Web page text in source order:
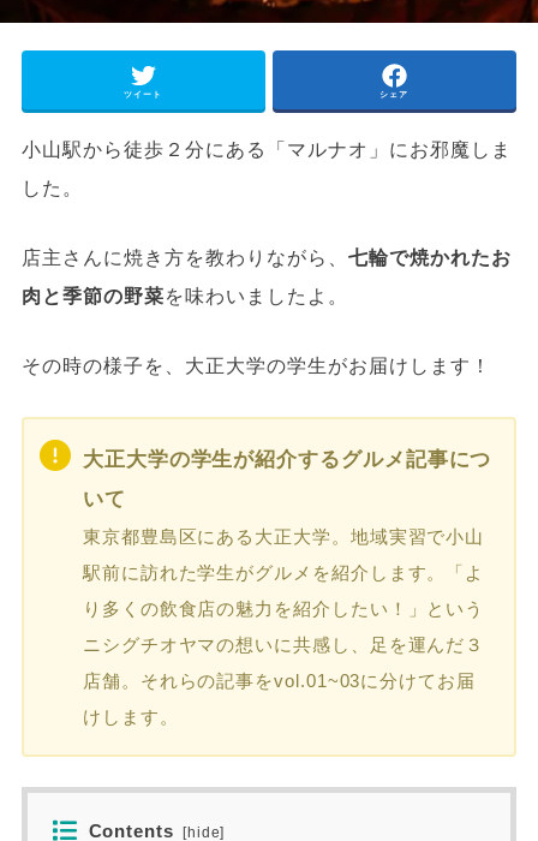
ツイート シェア
小山駅から徒歩２分にある「マルナオ」にお邪魔しま
した。
店主さんに焼き方を教わりながら、 七輪で焼かれたお
肉と季節の野菜を味わいましたよ。
その時の様子を、大正大学の学生がお届けします！
大正大学の学生が紹介するグルメ記事につ
いて
東京都豊島区にある大正大学。地域実習で小山
駅前に訪れた学生がグルメを紹介します。「よ
り多くの飲食店の魅力を紹介したい！」という
ニシグチオヤマの想いに共感し、足を運んだ３
店舗。それらの記事をvol.01~03に分けてお届
けします。
Contents [hide]